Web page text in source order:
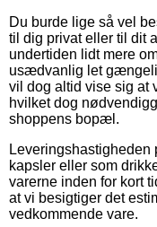
Du burde lige så vel
til dig privat eller til dit
undertiden lidt mere
usædvanlig let
vil dog altid vise sig at
hvilket dog
shoppens bopæl.
Leveringshastigheden
kapsler eller som
varerne inden for kort
at vi besigtiger det
vedkommende vare.